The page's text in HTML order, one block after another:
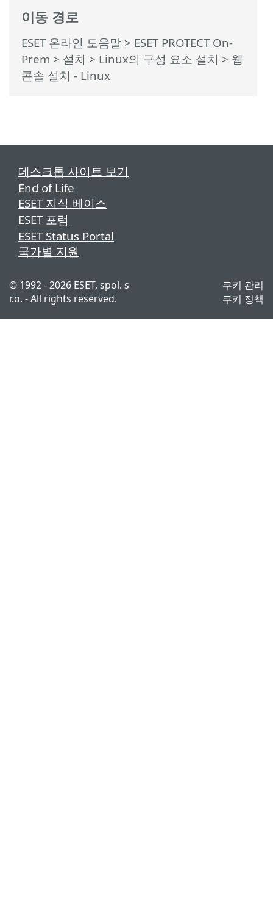
이동 경로
ESET 온라인 도움말 > ESET PROTECT On-
Prem > 설치 > Linux의 구성 요소 설치 > 웹
콘솔 설치 - Linux
데스크톱 사이트 보기
End of Life
ESET 지식 베이스
ESET 포럼
ESET Status Portal
국가별 지원
© 1992 - 2026 ESET, spol. s
r.o. - All rights reserved.
쿠키 관리
쿠키 정책